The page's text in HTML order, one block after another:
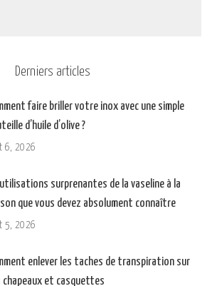
Derniers articles
faire briller votre inox avec une simple
d’huile d’olive ?
6, 2026
surprenantes de la vaseline à la
que vous devez absolument connaître
5, 2026
enlever les taches de transpiration sur
chapeaux et casquettes